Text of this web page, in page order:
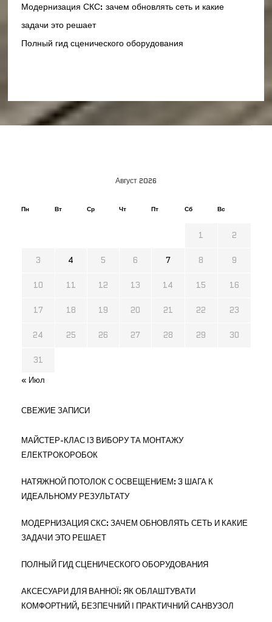
Модернизация СКС: зачем обновлять сеть и какие
задачи это решает
Полный гид сценического оборудования
Август 2026
Пн Вт Ср Чт Пт Сб Вс
1 2
3 4 5 6 7 8 9
10 11 12 13 14 15 16
17 18 19 20 21 22 23
24 25 26 27 28 29 30
31
« Июл
СВЕЖИЕ ЗАПИСИ
МАЙСТЕР-КЛАС ІЗ ВИБОРУ ТА МОНТАЖУ
ЕЛЕКТРОКОРОБОК
НАТЯЖНОЙ ПОТОЛОК С ОСВЕЩЕНИЕМ: 3 ШАГА К
ИДЕАЛЬНОМУ РЕЗУЛЬТАТУ
МОДЕРНИЗАЦИЯ СКС: ЗАЧЕМ ОБНОВЛЯТЬ СЕТЬ И КАКИЕ
ЗАДАЧИ ЭТО РЕШАЕТ
ПОЛНЫЙ ГИД СЦЕНИЧЕСКОГО ОБОРУДОВАНИЯ
АКСЕСУАРИ ДЛЯ ВАННОЇ: ЯК ОБЛАШТУВАТИ
КОМФОРТНИЙ, БЕЗПЕЧНИЙ І ПРАКТИЧНИЙ САНВУЗОЛ